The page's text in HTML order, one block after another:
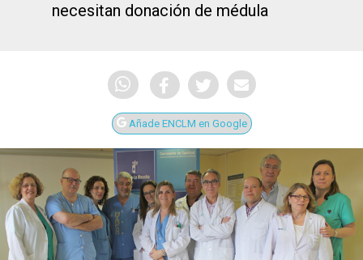
necesitan donación de médula
Añade ENCLM en Google